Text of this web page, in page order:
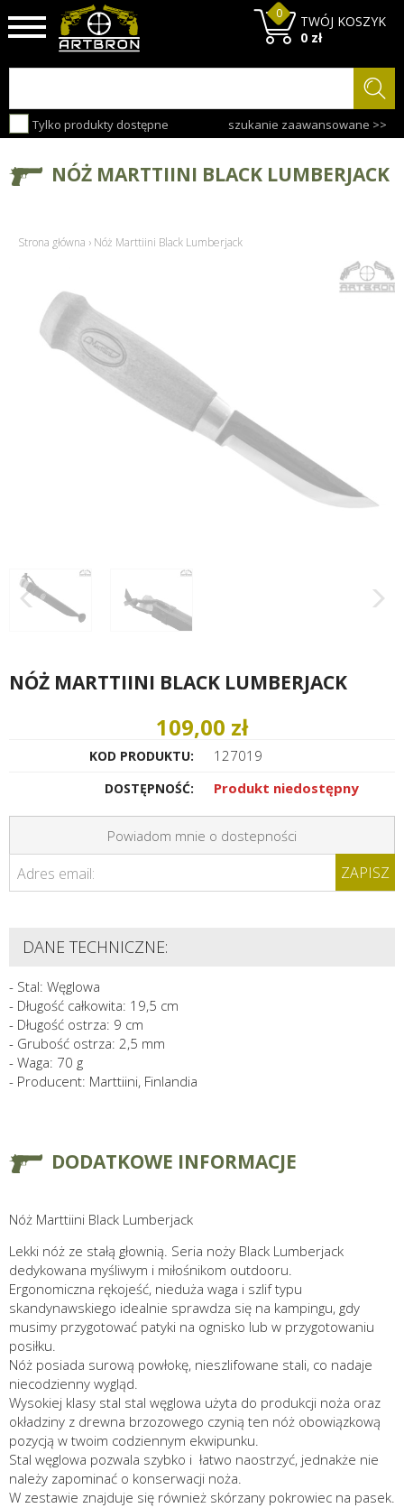
Tylko produkty dostępne szukanie zaawansowane >>
TWÓJ KOSZYK
0
0 zł
NÓŻ MARTTIINI BLACK LUMBERJACK
Strona główna › Nóż Marttiini Black Lumberjack
NÓŻ MARTTIINI BLACK LUMBERJACK
109,00 zł
KOD PRODUKTU: 127019
DOSTĘPNOŚĆ: Produkt niedostępny
Powiadom mnie o dostepności
Adres email: ZAPISZ
DANE TECHNICZNE:
- Stal: Węglowa
- Długość całkowita: 19,5 cm
- Długość ostrza: 9 cm
- Grubość ostrza: 2,5 mm
- Waga: 70 g
- Producent: Marttiini, Finlandia
DODATKOWE INFORMACJE
Nóż Marttiini Black Lumberjack
Lekki nóż ze stałą głownią. Seria noży Black Lumberjack
dedykowana myśliwym i miłośnikom outdooru.
Ergonomiczna rękojeść, nieduża waga i szlif typu
skandynawskiego idealnie sprawdza się na kampingu, gdy
musimy przygotować patyki na ognisko lub w przygotowaniu
posiłku.
Nóż posiada surową powłokę, nieszlifowane stali, co nadaje
niecodzienny wygląd.
Wysokiej klasy stal stal węglowa użyta do produkcji noża oraz
okładziny z drewna brzozowego czynią ten nóż obowiązkową
pozycją w twoim codziennym ekwipunku.
Stal węglowa pozwala szybko i łatwo naostrzyć, jednakże nie
należy zapominać o konserwacji noża.
W zestawie znajduje się również skórzany pokrowiec na pasek.